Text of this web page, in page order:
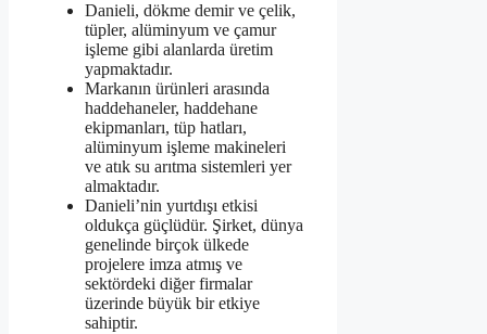
Danieli, dökme demir ve çelik,
tüpler, alüminyum ve çamur
işleme gibi alanlarda üretim
yapmaktadır.
Markanın ürünleri arasında
haddehaneler, haddehane
ekipmanları, tüp hatları,
alüminyum işleme makineleri
ve atık su arıtma sistemleri yer
almaktadır.
Danieli’nin yurtdışı etkisi
oldukça güçlüdür. Şirket, dünya
genelinde birçok ülkede
projelere imza atmış ve
sektördeki diğer firmalar
üzerinde büyük bir etkiye
sahiptir.